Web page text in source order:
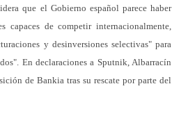
que el Gobierno español parece haber
capaces de competir internacionalmente,
y desinversiones selectivas" para
En declaraciones a Sputnik, Albarracín
de Bankia tras su rescate por parte del